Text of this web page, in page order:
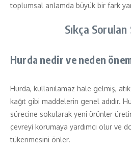
toplumsal anlamda büyük bir fark
Sıkça
Hurda nedir ve neden
Hurda, kullanılamaz hale gelmiş,
kağıt gibi maddelerin genel adıdır.
sürecine sokularak yeni ürünler
çevreyi korumaya yardımcı olur ve
tükenmesini önler.